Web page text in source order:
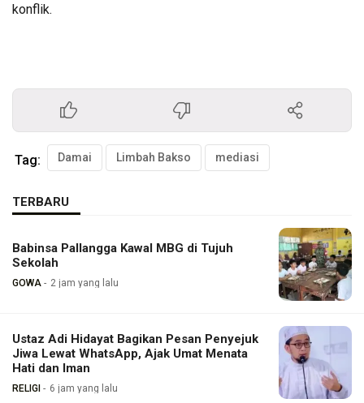
konflik.
Tag: Damai Limbah Bakso mediasi
TERBARU
Babinsa Pallangga Kawal MBG di Tujuh
Sekolah
GOWA 2 jam yang lalu
Ustaz Adi Hidayat Bagikan Pesan Penyejuk
Jiwa Lewat WhatsApp, Ajak Umat Menata
Hati dan Iman
RELIGI 6 jam yang lalu